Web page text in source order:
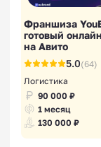
Франшиза
готовый
на Авито
5.0(64)
Логистика
90 000 ₽
1 месяц
130 000 ₽